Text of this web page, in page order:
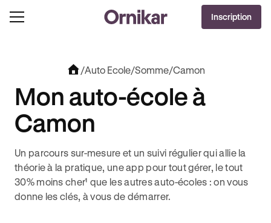
OFFRE EXCLUSIVE
OFFERTS AVEC REVOLUT + 3 MOIS DEEZER PREMIUM OFFERTS* !J'EN PROFITE !
Inscription
/Auto Ecole/Somme/Camon
Mon auto-école à
Camon
Un parcours sur-mesure et un suivi régulier qui allie la
théorie à la pratique, une app pour tout gérer, le tout
30% moins cher¹ que les autres auto-écoles : on vous
donne les clés, à vous de démarrer.